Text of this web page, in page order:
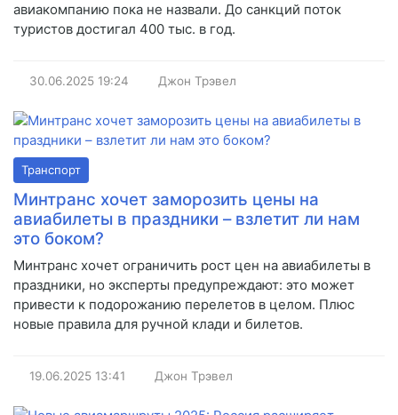
авиакомпанию пока не назвали. До санкций поток
туристов достигал 400 тыс. в год.
30.06.2025 19:24 Джон Трэвел
Транспорт
Минтранс хочет заморозить цены на
авиабилеты в праздники – взлетит ли нам
это боком?
Минтранс хочет ограничить рост цен на авиабилеты в
праздники, но эксперты предупреждают: это может
привести к подорожанию перелетов в целом. Плюс
новые правила для ручной клади и билетов.
19.06.2025 13:41 Джон Трэвел